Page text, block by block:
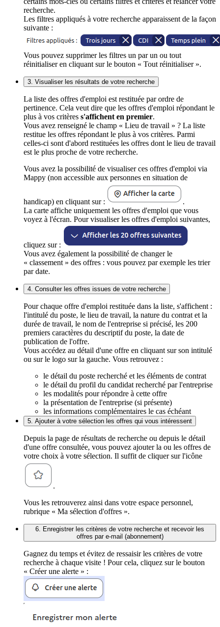
recherche.
Les filtres appliqués à votre recherche apparaissent de la façon
suivante :
Vous pouvez supprimer les filtres un par un ou tout
réinitialiser en cliquant sur le bouton « Tout réinitialiser ».
3. Visualiser les résultats de votre recherche
La liste des offres d'emploi est restituée par ordre de
pertinence. Cela veut dire que les offres d'emploi répondant le
plus à vos critères s'affichent en premier.
Vous avez renseigné le champ « Lieu de travail » ? La liste
restitue les offres répondant le plus à vos critères. Parmi
celles-ci sont d'abord restituées les offres dont le lieu de travail
est le plus proche de votre recherche.
Vous avez la possibilité de visualiser ces offres d'emploi via
Mappy (non accessible aux personnes en situation de
handicap) en cliquant sur :
.
La carte affiche uniquement les offres d'emploi que vous
voyez à l'écran. Pour visualiser les offres d'emploi suivantes,
cliquez sur :
Vous avez également la possibilité de changer le
« classement » des offres : vous pouvez par exemple les trier
par date.
4. Consulter les offres issues de votre recherche
Pour chaque offre d'emploi restituée dans la liste, s'affichent :
l'intitulé du poste, le lieu de travail, la nature du contrat et la
durée de travail, le nom de l'entreprise si précisé, les 200
premiers caractères du descriptif du poste, la date de
publication de l'offre.
Vous accédez au détail d'une offre en cliquant sur son intitulé
ou sur le logo sur la gauche. Vous retrouvez :
le détail du poste recherché et les éléments de contrat
le détail du profil du candidat recherché par l'entreprise
les modalités pour répondre à cette offre
la présentation de l'entreprise (si présente)
les informations complémentaires le cas échéant
5. Ajouter à votre sélection les offres qui vous intéressent
Depuis la page de résultats de recherche ou depuis le détail
d'une offre consultée, vous pouvez ajouter la ou les offres de
votre choix à votre sélection. Il suffit de cliquer sur l'icône
.
Vous les retrouverez ainsi dans votre espace personnel,
rubrique « Ma sélection d'offres ».
6. Enregistrer les critères de votre recherche et recevoir les
offres par e-mail (abonnement)
Gagnez du temps et évitez de ressaisir les critères de votre
recherche à chaque visite ! Pour cela, cliquez sur le bouton
« Créer une alerte » :